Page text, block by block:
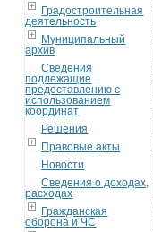
Градостроительная
деятельность
Муниципальный
архив
Сведения
подлежащие
предоставлению с
использованием
координат
Решения
Правовые акты
Новости
Сведения о доходах,
расходах
Гражданская
оборона и ЧС